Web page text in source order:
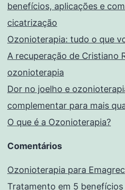
benefícios, aplicações e
cicatrização
Ozonioterapia: tudo o que
A recuperação de Cristiano
ozonioterapia
Dor no joelho e
complementar para mais
O que é a Ozonioterapia?
Comentários
Ozonioterapia para
Tratamento em 5